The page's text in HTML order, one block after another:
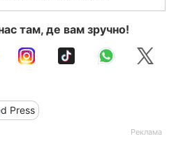
там, де вам зручно!
Press